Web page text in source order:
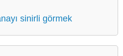
sinirli görmek